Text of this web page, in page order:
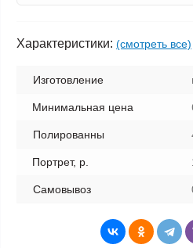
Характеристики: (смотреть все)
Изготовление
Минимальная цена
Полированны
Портрет, р.
Самовывоз